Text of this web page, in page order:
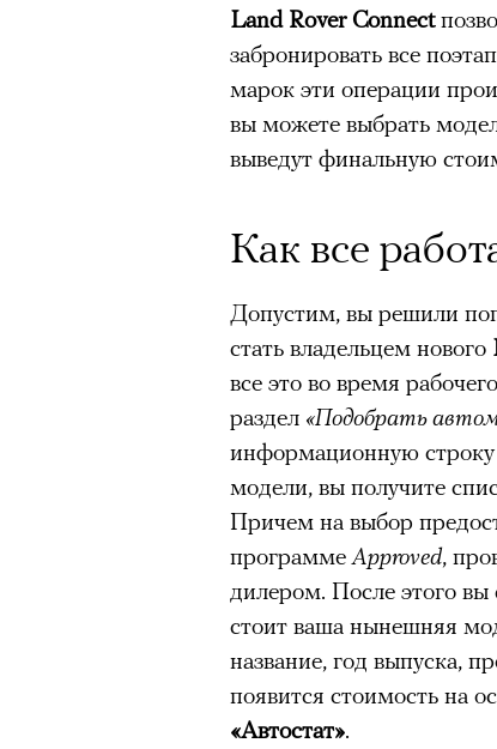
Land Rover Connect
забронировать все
марок эти операции
вы можете выбрать
выведут финальную
Как все
Допустим, вы решили
стать владельцем нового
все это во время
раздел «Подобрать
информационную
модели, вы получите
Причем на выбор
программе Approved,
дилером. После этого
стоит ваша нынешняя
название, год выпуска,
появится стоимость на
«Автостат».